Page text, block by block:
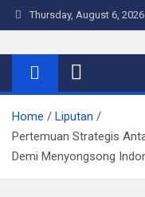
Skip
to
Thursday, August 6, 2026
Warta Indo
Home
Liputan
Pertemuan Strategis
Demi Menyongsong